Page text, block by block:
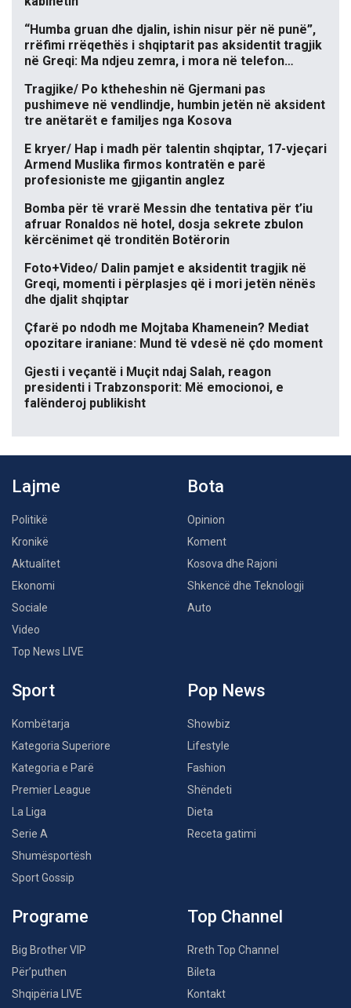
“Humba gruan dhe djalin, ishin nisur për në punë”,
rrëfimi rrëqethës i shqiptarit pas aksidentit tragjik
në Greqi: Ma ndjeu zemra, i mora në telefon…
Tragjike/ Po ktheheshin në Gjermani pas
pushimeve në vendlindje, humbin jetën në aksident
tre anëtarët e familjes nga Kosova
E kryer/ Hap i madh për talentin shqiptar, 17-vjeçari
Armend Muslika firmos kontratën e parë
profesioniste me gjigantin anglez
Bomba për të vrarë Messin dhe tentativa për t’iu
afruar Ronaldos në hotel, dosja sekrete zbulon
kërcënimet që tronditën Botërorin
Foto+Video/ Dalin pamjet e aksidentit tragjik në
Greqi, momenti i përplasjes që i mori jetën nënës
dhe djalit shqiptar
Çfarë po ndodh me Mojtaba Khamenein? Mediat
opozitare iraniane: Mund të vdesë në çdo moment
Gjesti i veçantë i Muçit ndaj Salah, reagon
presidenti i Trabzonsporit: Më emocionoi, e
falënderoj publikisht
Lajme
Politikë
Kronikë
Aktualitet
Ekonomi
Sociale
Video
Top News LIVE
Bota
Opinion
Koment
Kosova dhe Rajoni
Shkencë dhe Teknologji
Auto
Sport
Kombëtarja
Kategoria Superiore
Kategoria e Parë
Premier League
La Liga
Serie A
Shumësportësh
Sport Gossip
Pop News
Showbiz
Lifestyle
Fashion
Shëndeti
Dieta
Receta gatimi
Programe
Big Brother VIP
Për’puthen
Shqipëria LIVE
Top Channel
Rreth Top Channel
Bileta
Kontakt